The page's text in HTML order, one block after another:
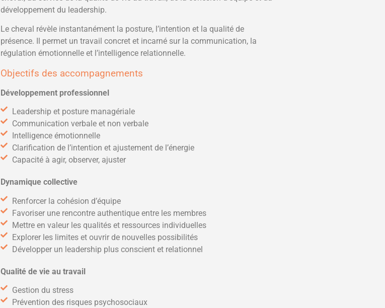
développement du leadership.
Le cheval révèle instantanément la posture, l’intention et la qualité de
présence. Il permet un travail concret et incarné sur la communication, la
régulation émotionnelle et l’intelligence relationnelle.
Objectifs des accompagnements
Développement professionnel
Leadership et posture managériale
Communication verbale et non verbale
Intelligence émotionnelle
Clarification de l’intention et ajustement de l’énergie
Capacité à agir, observer, ajuster
Dynamique collective
Renforcer la cohésion d’équipe
Favoriser une rencontre authentique entre les membres
Mettre en valeur les qualités et ressources individuelles
Explorer les limites et ouvrir de nouvelles possibilités
Développer un leadership plus conscient et relationnel
Qualité de vie au travail
Gestion du stress
Prévention des risques psychosociaux